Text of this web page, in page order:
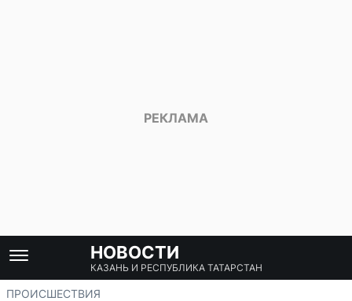
НОВОСТИ
КАЗАНЬ И РЕСПУБЛИКА ТАТАРСТАН
ПРОИСШЕСТВИЯ